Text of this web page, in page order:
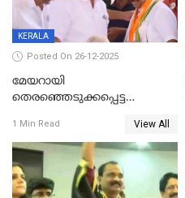
KERALA
Posted On 26-12-2025
മേയറായി
തെരഞ്ഞെടുക്കപ്പെട്ട
ആദ്യ വോട്ട് അസാധു; കണ്ണൂർ
ഡെപ്യൂട്ടി മേയർ സ്ഥാനത്ത്
താഹിറിന് വിജയം
1 Min Read View All